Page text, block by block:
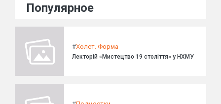
Популярное
#Холст. Форма
Лекторій «Мистецтво 19 століття» у НХМУ